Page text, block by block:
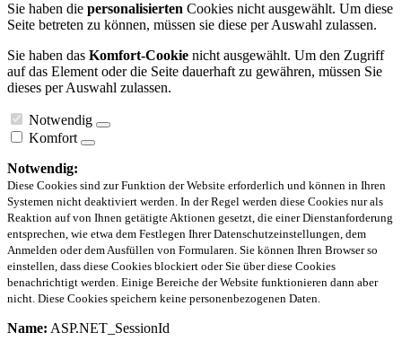
Sie haben die personalisierten Cookies nicht ausgewählt. Um diese
Seite betreten zu können, müssen sie diese per Auswahl zulassen.
Sie haben das Komfort-Cookie nicht ausgewählt. Um den Zugriff
auf das Element oder die Seite dauerhaft zu gewähren, müssen Sie
dieses per Auswahl zulassen.
Notwendig
Komfort
Notwendig:
Diese Cookies sind zur Funktion der Website erforderlich und können in Ihren
Systemen nicht deaktiviert werden. In der Regel werden diese Cookies nur als
Reaktion auf von Ihnen getätigte Aktionen gesetzt, die einer Dienstanforderung
entsprechen, wie etwa dem Festlegen Ihrer Datenschutzeinstellungen, dem
Anmelden oder dem Ausfüllen von Formularen. Sie können Ihren Browser so
einstellen, dass diese Cookies blockiert oder Sie über diese Cookies
benachrichtigt werden. Einige Bereiche der Website funktionieren dann aber
nicht. Diese Cookies speichern keine personenbezogenen Daten.
Name: ASP.NET_SessionId